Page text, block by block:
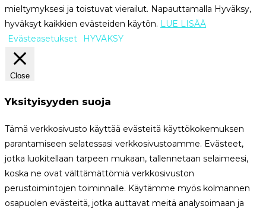
mieltymyksesi ja toistuvat vierailut. Napauttamalla Hyväksy,
hyväksyt kaikkien evästeiden käytön. LUE LISÄÄ
Evästeasetukset
HYVÄKSY
Close
Yksityisyyden suoja
Tämä verkkosivusto käyttää evästeitä käyttökokemuksen
parantamiseen selatessasi verkkosivustoamme. Evästeet,
jotka luokitellaan tarpeen mukaan, tallennetaan selaimeesi,
koska ne ovat välttämättömiä verkkosivuston
perustoimintojen toiminnalle. Käytämme myös kolmannen
osapuolen evästeitä, jotka auttavat meitä analysoimaan ja